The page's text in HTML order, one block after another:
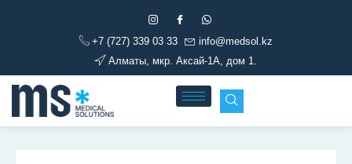
+7 (727) 339 03 33
info@medsol.kz
Алматы, мкр. Аксай-1А, дом 1.